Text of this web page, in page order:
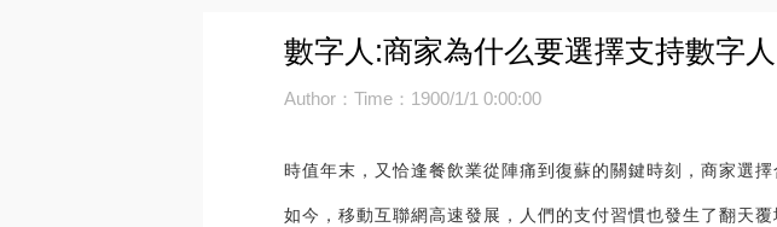
數字人:商家為什么要選擇支持數字
Author：Time：1900/1/1 0:00:00
時值年末，又恰逢餐飲業從陣痛到復蘇的關鍵時刻，商家選
如今，移動互聯網高速發展，人們的支付習慣也發生了翻天